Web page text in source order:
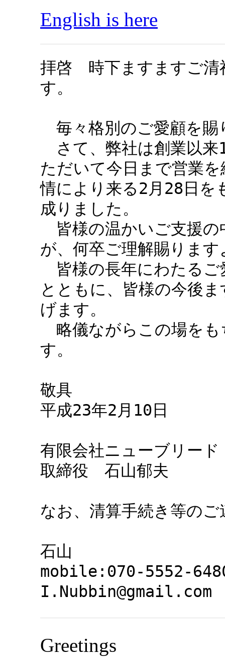
English is here
拝啓　時下ますますご
す。
毎々格別のご愛顧を賜
さて、弊社は創業以来
ただいて今日まで営業
情により来る2月28日を
成りました。
皆様の温かいご支援の
が、何卒ご理解賜りま
皆様の長年にわたるご
とともに、皆様の今後
げます。
略儀ながらこの場をも
す。
敬具
平成23年2月10日
有限会社ニューブリード
取締役　石山郁夫
なお、清算手続き等の
石山
mobile:070-5552-
I.Nubbin@gmail.com
Greetings